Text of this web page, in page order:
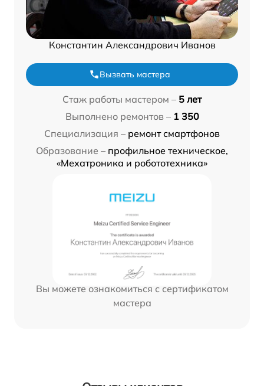
Константин Александрович Иванов
Вызвать мастера
Стаж работы мастером – 5 лет
Выполнено ремонтов – 1 350
Специализация – ремонт смартфонов
Образование – профильное техническое,
«Мехатроника и робототехника»
Вы можете ознакомиться с сертификатом
мастера